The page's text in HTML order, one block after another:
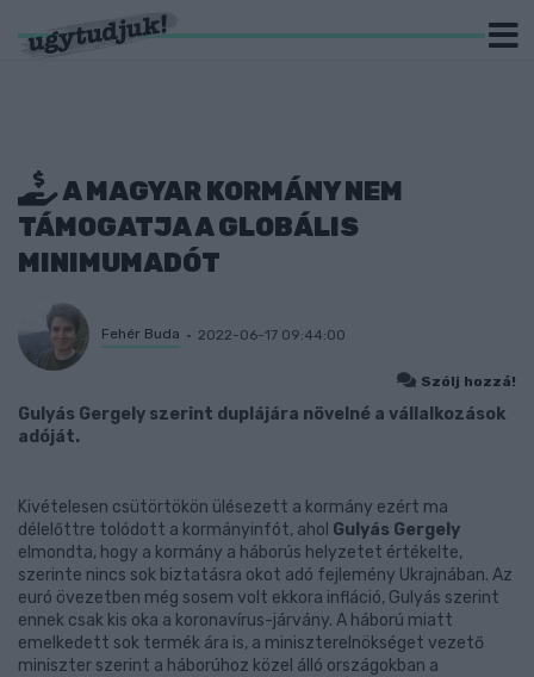
A MAGYAR KORMÁNY NEM
TÁMOGATJA A GLOBÁLIS
MINIMUMADÓT
Fehér Buda 2022-06-17 09:44:00
Szólj hozzá!
Gulyás Gergely szerint duplájára növelné a vállalkozások
adóját.
Kivételesen csütörtökön ülésezett a kormány ezért ma
délelőttre tolódott a kormányinfót, ahol Gulyás Gergely
elmondta, hogy a kormány a háborús helyzetet értékelte,
szerinte nincs sok biztatásra okot adó fejlemény Ukrajnában. Az
euró övezetben még sosem volt ekkora infláció, Gulyás szerint
ennek csak kis oka a koronavírus-járvány. A háború miatt
emelkedett sok termék ára is, a miniszterelnökséget vezető
miniszter szerint a háborúhoz közel álló országokban a